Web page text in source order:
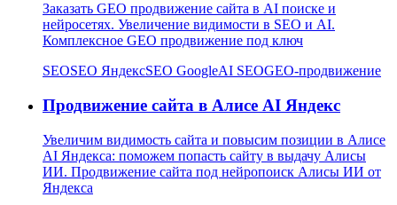
Заказать GEO продвижение сайта в AI поиске и
нейросетях. Увеличение видимости в SEO и AI.
Комплексное GEO продвижение под ключ
SEOSEO ЯндексSEO GoogleAI SEOGEO-продвижение
Продвижение сайта в Алисе AI Яндекс
Увеличим видимость сайта и повысим позиции в Алисе
AI Яндекса: поможем попасть сайту в выдачу Алисы
ИИ. Продвижение сайта под нейропоиск Алисы ИИ от
Яндекса